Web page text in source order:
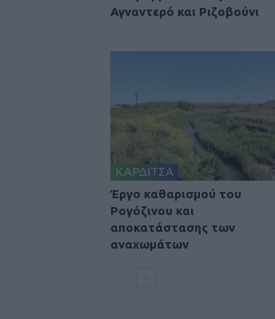
Αγναντερό και Ριζοβούνι
ΚΑΡΔΙΤΣΑ
Έργο καθαρισμού του
Ρογόζινου και
αποκατάστασης των
αναχωμάτων